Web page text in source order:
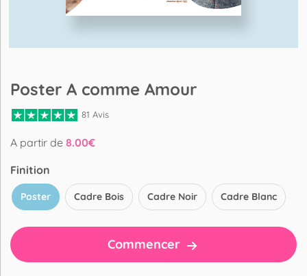
Poster A comme Amour
81 Avis
A partir de 8.00€
Finition
Poster Cadre Bois Cadre Noir Cadre Blanc
Commencer